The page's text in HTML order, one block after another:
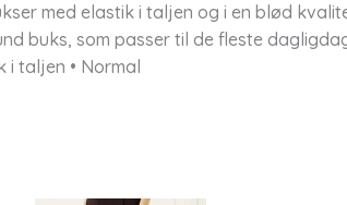
med elastik i taljen og i en blød
buks, som passer til de fleste
i taljen • Normal